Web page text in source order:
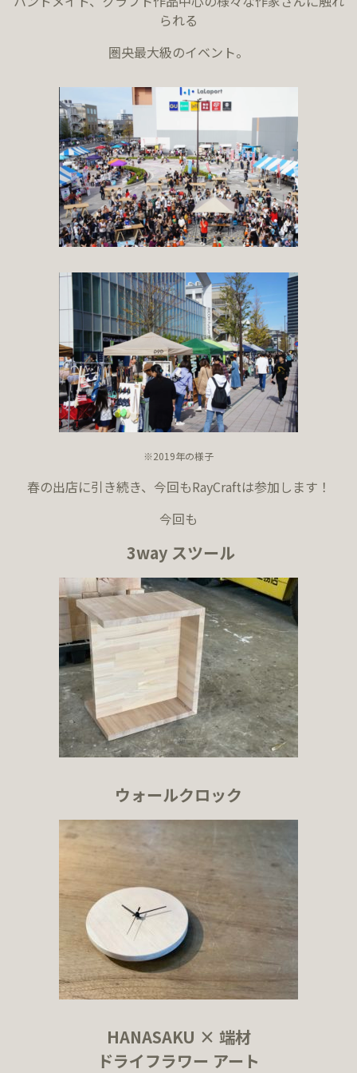
られる
圏央最大級のイベント。
※2019年の様子
春の出店に引き続き、今回もRayCraftは参加します！
今回も
3way スツール
ウォールクロック
HANASAKU × 端材
ドライフラワー アート